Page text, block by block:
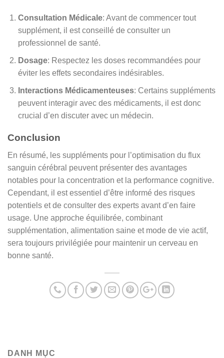
Consultation Médicale: Avant de commencer tout
supplément, il est conseillé de consulter un
professionnel de santé.
Dosage: Respectez les doses recommandées pour
éviter les effets secondaires indésirables.
Interactions Médicamenteuses: Certains suppléments
peuvent interagir avec des médicaments, il est donc
crucial d’en discuter avec un médecin.
Conclusion
En résumé, les suppléments pour l’optimisation du flux
sanguin cérébral peuvent présenter des avantages
notables pour la concentration et la performance cognitive.
Cependant, il est essentiel d’être informé des risques
potentiels et de consulter des experts avant d’en faire
usage. Une approche équilibrée, combinant
supplémentation, alimentation saine et mode de vie actif,
sera toujours privilégiée pour maintenir un cerveau en
bonne santé.
DANH MỤC